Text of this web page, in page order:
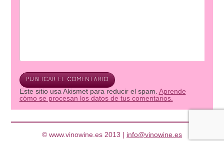
Este sitio usa Akismet para reducir el spam. Aprende
cómo se procesan los datos de tus comentarios.
© www.vinowine.es 2013 | info@vinowine.es